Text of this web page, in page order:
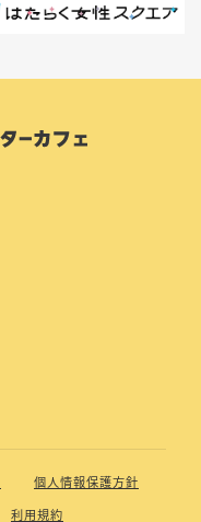
個人情報保護方針
利用規約